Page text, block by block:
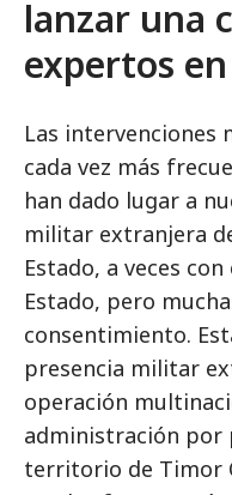
lanzar una
expertos
Las
cada vez más
han dado lugar a
militar extranjera
Estado, a veces
Estado, pero
consentimiento.
presencia militar
operación
administración por
territorio de Timor